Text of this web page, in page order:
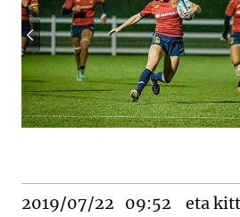
2019/07/22 09:52 eta